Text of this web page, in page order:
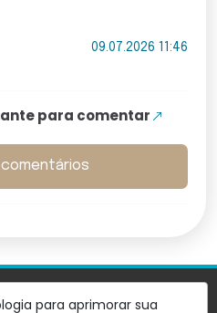
09.07.2026 11:46
para comentar
comentários
para aprimorar sua